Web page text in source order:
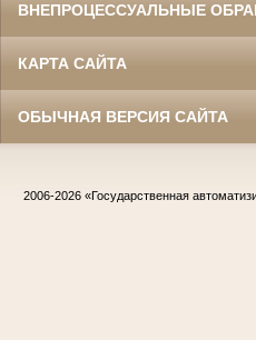
ВНЕПРОЦЕССУАЛЬНЫЕ
КАРТА САЙТА
ОБЫЧНАЯ ВЕРСИЯ САЙТА
2006-2026 «Государственная